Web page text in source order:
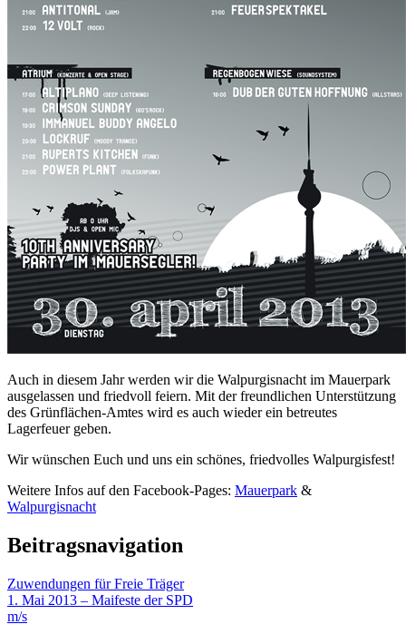
Auch in diesem Jahr werden wir die Walpurgisnacht im Mauerpark
ausgelassen und friedvoll feiern. Mit der freundlichen Unterstützung
des Grünflächen-Amtes wird es auch wieder ein betreutes
Lagerfeuer geben.
Wir wünschen Euch und uns ein schönes, friedvolles Walpurgisfest!
Weitere Infos auf den Facebook-Pages: Mauerpark &
Walpurgisnacht
Beitragsnavigation
Zuwendungen für Freie Träger
1. Mai 2013 – Maifeste der SPD
m/s